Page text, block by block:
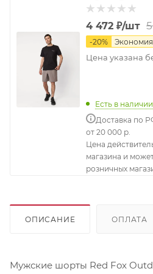
4 472 ₽/шт
-20% Экономия
Цена указана
Есть в наличии
Доставка по
от 20 000 р.
Цена
магазина и
розничных
ОПИСАНИЕ ОПЛАТА
Мужские шорты Red Fox